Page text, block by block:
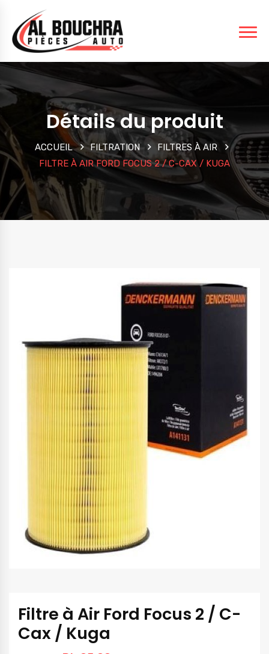
Détails du produit
ACCUEIL FILTRATION
FILTRES À AIR
FILTRE À AIR FORD FOCUS 2 / C-CAX / KUGA
Filtre à Air Ford Focus 2 / C-
Cax / Kuga